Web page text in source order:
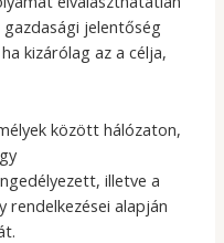
jelentőség
kizárólag az a célja,
között hálózaton,
illetve a
alapján